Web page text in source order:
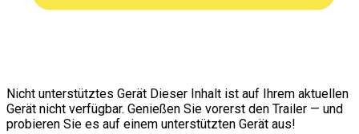
Nicht unterstütztes Gerät Dieser Inhalt ist auf Ihrem aktuellen
Gerät nicht verfügbar. Genießen Sie vorerst den Trailer — und
probieren Sie es auf einem unterstützten Gerät aus!